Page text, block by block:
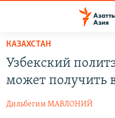
Вернуться
основному
содержанию
ЦЕНТРАЛЬНАЯ АЗИЯ
УЗБЕКИСТАН
ВОЙНА В УКРАИНЕ
НА ДРУГИХ ЯЗЫКАХ
КАЗАХСТАН
Узбекский
может получить
Дильбегим МАВЛОНИЙ